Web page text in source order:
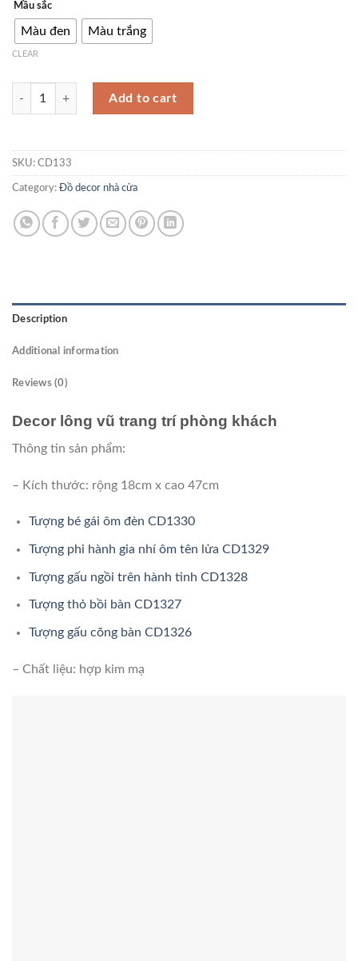
Mầu sắc
Màu đen Màu trắng
CLEAR
Decor lông vũ trang trí phòng khách CD133 quantity
Add to cart
SKU: CD133
Category: Đồ decor nhà cửa
Description
Additional information
Reviews (0)
Decor lông vũ trang trí phòng khách
Thông tin sản phẩm:
– Kích thước: rộng 18cm x cao 47cm
Tượng bé gái ôm đèn CD1330
Tượng phi hành gia nhí ôm tên lửa CD1329
Tượng gấu ngồi trên hành tinh CD1328
Tượng thỏ bồi bàn CD1327
Tượng gấu cõng bàn CD1326
– Chất liệu: hợp kim mạ